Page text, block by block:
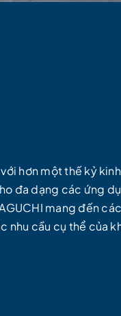
hơn một thế kỷ
đa dạng các ứng
mang đến
cầu cụ thể của